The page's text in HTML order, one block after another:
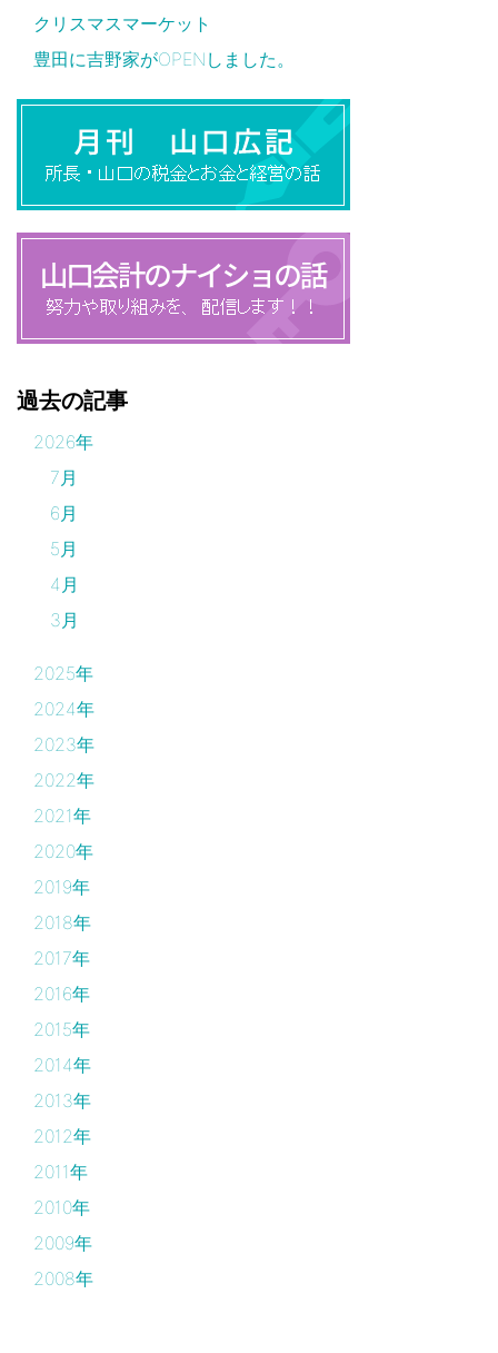
クリスマスマーケット
豊田に吉野家がOPENしました。
過去の記事
2026年
7月
6月
5月
4月
3月
2025年
2024年
2023年
2022年
2021年
2020年
2019年
2018年
2017年
2016年
2015年
2014年
2013年
2012年
2011年
2010年
2009年
2008年